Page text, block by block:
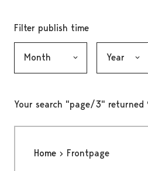
Filter publish time
Your search "page/3" returned
Home Frontpage